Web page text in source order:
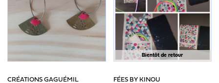
CRÉATIONS GAGUÉMIL
Bientôt de retour
FÉES BY KINOU